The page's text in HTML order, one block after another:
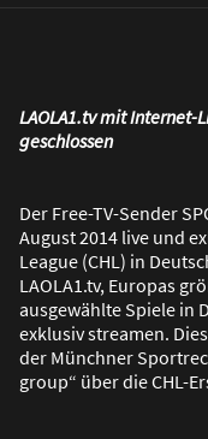
LAOLA1.tv mit Internet-
geschlossen
Der Free-TV-Sender
August 2014 live und
League (CHL) in
LAOLA1.tv, Europas grö
ausgewählte Spiele in
exklusiv streamen.
der Münchner
group“ über die CHL-